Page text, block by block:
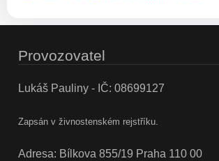
Provozovatel
Lukáš Pauliny - IČ: 08699127
Zapsán v živnostenském rejstříku.
Adresa: Bílkova 855/19 Praha 110 00